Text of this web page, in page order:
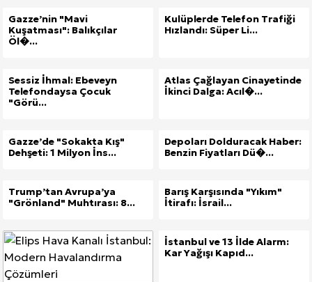
Gazze’nin "Mavi
Kuşatması": Balıkçılar
Öl�...
Kulüplerde Telefon Trafiği
Hızlandı: Süper Li...
Sessiz İhmal: Ebeveyn
Telefondaysa Çocuk
"Görü...
Atlas Çağlayan Cinayetinde
İkinci Dalga: Acıl�...
Gazze’de "Sokakta Kış"
Dehşeti: 1 Milyon İns...
Depoları Dolduracak Haber:
Benzin Fiyatları Dü�...
Trump’tan Avrupa’ya
"Grönland" Muhtırası: 8...
Barış Karşısında "Yıkım"
İtirafı: İsrail...
İstanbul ve 13 İlde Alarm:
Kar Yağışı Kapıd...